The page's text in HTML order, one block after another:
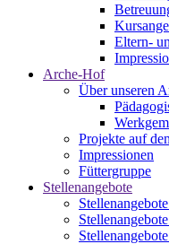
Eltern-
Arche-Hof
Über unseren
Projekte auf
Impressionen
Füttergruppe
Stellenangebote